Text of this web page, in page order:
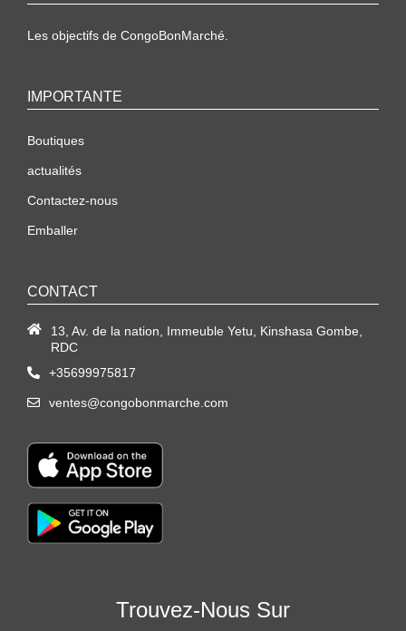
Les objectifs de CongoBonMarché.
IMPORTANTE
Boutiques
actualités
Contactez-nous
Emballer
CONTACT
13, Av. de la nation, Immeuble Yetu, Kinshasa Gombe,
RDC
+35699975817
ventes@congobonmarche.com
Trouvez-Nous Sur